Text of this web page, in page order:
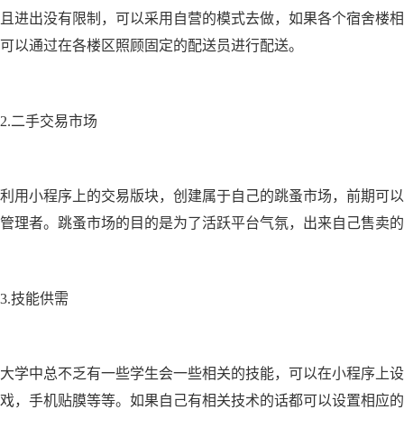
且进出没有限制，可以采用自营的模式去做，如果各个宿舍楼
可以通过在各楼区照顾固定的配送员进行配送。
2.二手交易市场
利用小程序上的交易版块，创建属于自己的跳蚤市场，前期可
管理者。跳蚤市场的目的是为了活跃平台气氛，出来自己售卖
3.技能供需
大学中总不乏有一些学生会一些相关的技能，可以在小程序上
戏，手机贴膜等等。如果自己有相关技术的话都可以设置相应